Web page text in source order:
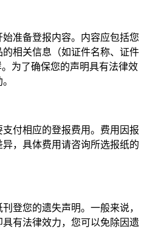
准备登报内容。内容应包括您
相关信息（如证件名称、证件
为了确保您的声明具有法律效
付相应的登报费用。费用因报
，具体费用请咨询所选报纸的
登您的遗失声明。一般来说，
有法律效力，您可以免除因遗